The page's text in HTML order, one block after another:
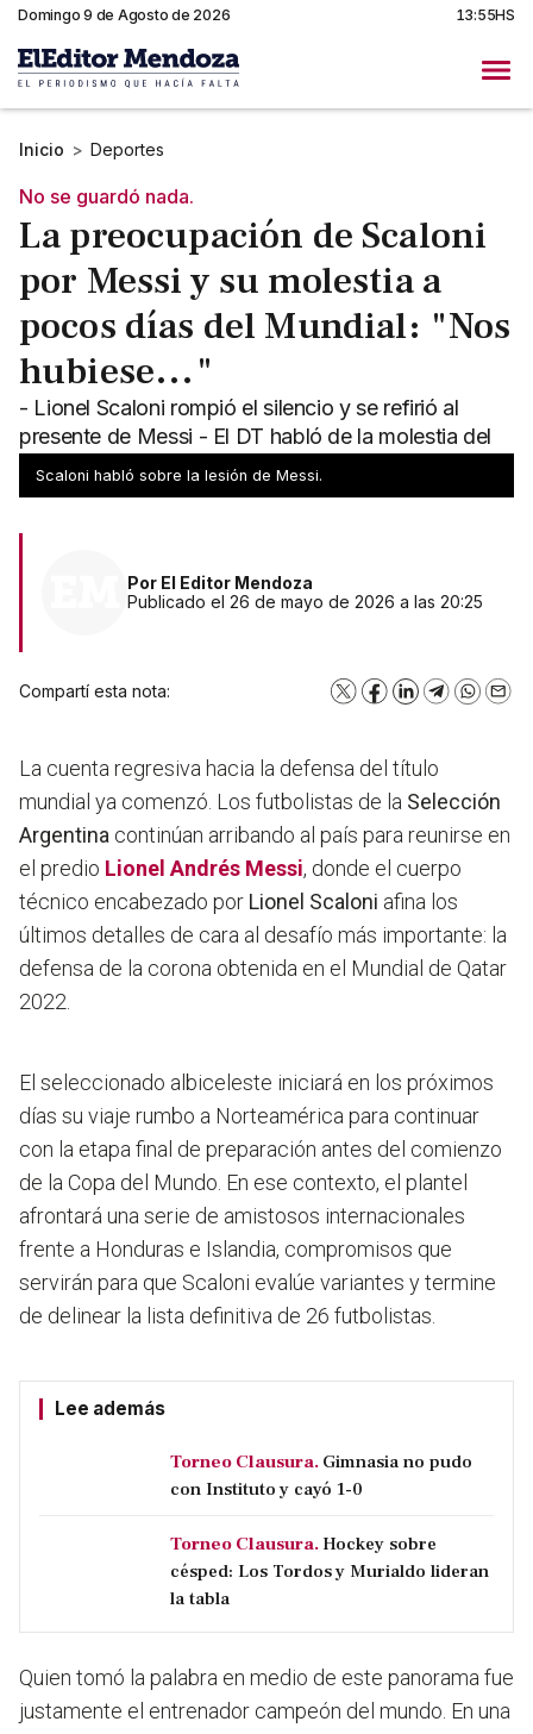
Domingo 9 de Agosto de 2026 13:55HS
Inicio > Deportes
No se guardó nada.
La preocupación de Scaloni
por Messi y su molestia a
pocos días del Mundial: "Nos
hubiese..."
- Lionel Scaloni rompió el silencio y se refirió al
presente de Messi - El DT habló de la molestia del
10 que encuendió las alarmas
Scaloni habló sobre la lesión de Messi.
Por El Editor Mendoza
Publicado el 26 de mayo de 2026 a las 20:25
Compartí esta nota: X Facebook
LinkedInTelegram
La cuenta regresiva hacia la defensa del título
mundial ya comenzó. Los futbolistas de la Selección
Argentina continúan arribando al país para reunirse en
el predio Lionel Andrés Messi, donde el cuerpo
técnico encabezado por Lionel Scaloni afina los
últimos detalles de cara al desafío más importante: la
defensa de la corona obtenida en el Mundial de Qatar
2022.
El seleccionado albiceleste iniciará en los próximos
días su viaje rumbo a Norteamérica para continuar
con la etapa final de preparación antes del comienzo
de la Copa del Mundo. En ese contexto, el plantel
afrontará una serie de amistosos internacionales
frente a Honduras e Islandia, compromisos que
servirán para que Scaloni evalúe variantes y termine
de delinear la lista definitiva de 26 futbolistas.
Lee además
Torneo Clausura. Gimnasia no pudo
con Instituto y cayó 1-0
Torneo Clausura. Hockey sobre
césped: Los Tordos y Murialdo lideran
la tabla
Quien tomó la palabra en medio de este panorama fue
justamente el entrenador campeón del mundo. En una